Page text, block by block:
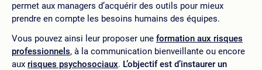
permet aux managers d’acquérir des outils pour mieux
prendre en compte les besoins humains des équipes.
Vous pouvez ainsi leur proposer une formation aux risques
professionnels, à la communication bienveillante ou encore
aux risques psychosociaux. L’objectif est d’instaurer un